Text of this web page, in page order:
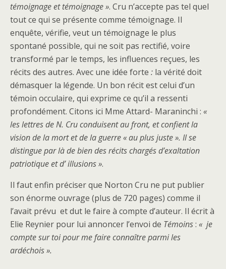
témoignage et témoignage ». Cru n’accepte pas tel quel
tout ce qui se présente comme témoignage. Il
enquête, vérifie, veut un témoignage le plus
spontané possible, qui ne soit pas rectifié, voire
transformé par le temps, les influences reçues, les
récits des autres. Avec une idée forte : la vérité doit
démasquer la légende. Un bon récit est celui d’un
témoin occulaire, qui exprime ce qu’il a ressenti
profondément. Citons ici Mme Attard- Maraninchi : «
les lettres de N. Cru conduisent au front, et confient la
vision de la mort et de la guerre « au plus juste ». Il se
distingue par là de bien des récits chargés d’exaltation
patriotique et d’ illusions ».
Il faut enfin préciser que Norton Cru ne put publier
son énorme ouvrage (plus de 720 pages) comme il
l’avait prévu et dut le faire à compte d’auteur. Il écrit à
Elie Reynier pour lui annoncer l’envoi de Témoins: « je
compte sur toi pour me faire connaître parmi les
ardéchois ».